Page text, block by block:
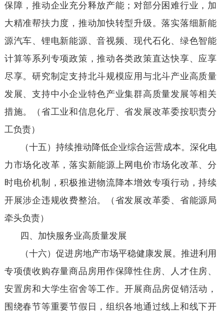
保障，推动企业充分释放产能；对部分困难行业，加
大精准帮扶力度，推动加快转型升级。落实落细新能
源汽车、锂电新能源、音视频、现代石化、绿色智能
计算等系列专项政策，推动各类政策直达快享、应享
尽享。研究制定支持北斗规模应用与北斗产业高质量
发展、支持中小企业特色产业集群高质量发展等相关
措施。（省工业和信息化厅、省发展改革委按职责分
工负责）
（十五）持续推动降低企业综合运营成本。深化电
力市场化改革，落实新能源上网电价市场化改革、分
时电价机制，积极推进物流降本增效专项行动，持续
开展涉企违规收费整治。（省发展改革委、省能源局
牵头负责）
四、加快服务业高质量发展
（十六）促进房地产市场平稳健康发展。推进利用
专项债收购存量商品房用作保障性住房、人才住房、
安置房和大学生宿舍等工作。开展商品房促销活动，
围绕春节等重要节假日，组织各地通过线上和线下开